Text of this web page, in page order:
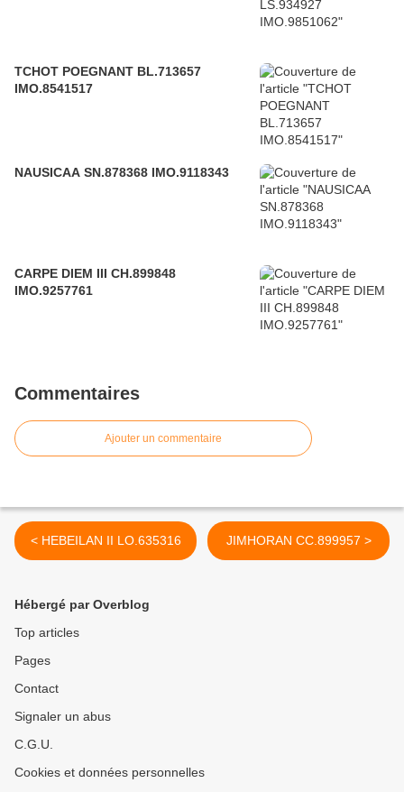
TCHOT POEGNANT BL.713657
IMO.8541517
NAUSICAA SN.878368 IMO.9118343
CARPE DIEM III CH.899848
IMO.9257761
Commentaires
Ajouter un commentaire
< HEBEILAN II LO.635316 JIMHORAN CC.899957 >
Hébergé par Overblog
Top articles
Pages
Contact
Signaler un abus
C.G.U.
Cookies et données personnelles